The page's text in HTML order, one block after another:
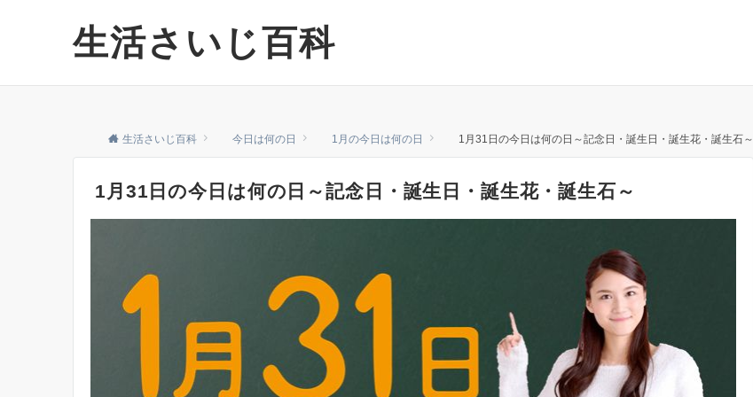
生活さいじ百科
生活さいじ百科 今日は何の日 1月の今日は何の日 1月31日の今日は何の日～記念日・誕生日・誕生花・誕生石～
1月31日の今日は何の日～記念日・誕生日・誕生花・誕生石～